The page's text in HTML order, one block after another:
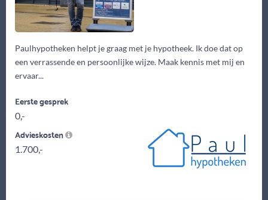
Paulhypotheken helpt je graag met je hypotheek. Ik doe dat op
een verrassende en persoonlijke wijze. Maak kennis met mij en
ervaar...
Eerste gesprek
0,-
Advieskosten
1.700,-